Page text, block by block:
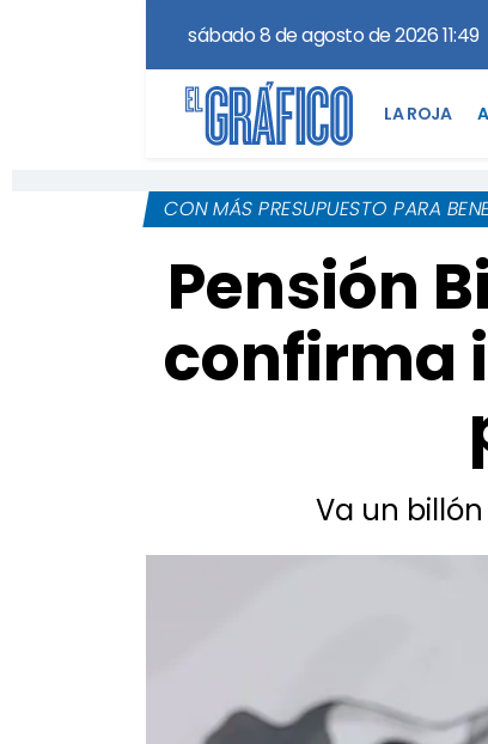
sábado 8 de agosto de 2026 11:49
LA ROJA
CON MÁS PRESUPUESTO PARA
Pensión
confirma
Va un